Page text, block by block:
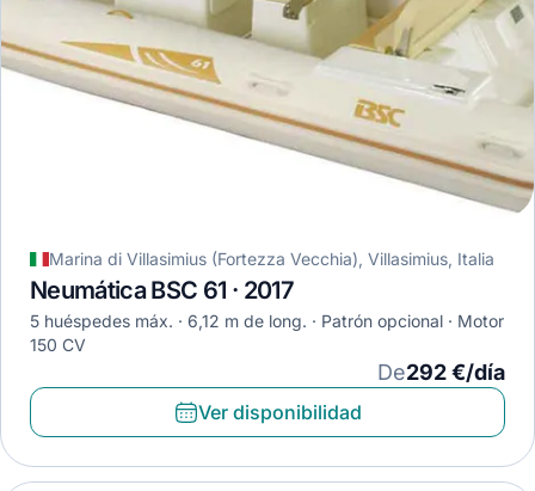
Marina di Villasimius (Fortezza Vecchia), Villasimius, Italia
Neumática BSC 61 · 2017
5 huéspedes máx. 6,12 m de long. Patrón opcional
Motor
150 CV
De292 €/día
Ver disponibilidad